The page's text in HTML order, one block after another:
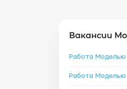
Вакансии
Работа
Работа